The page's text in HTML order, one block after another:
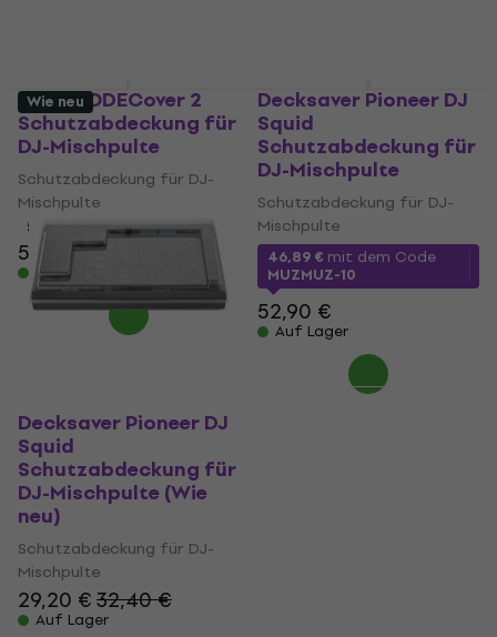
Rode RODECover 2
Schutzabdeckung für
DJ-Mischpulte
Schutzabdeckung für DJ-
Mischpulte
5 /5
57,70 €
Auf Lager
Decksaver Pioneer DJ
Squid
Schutzabdeckung für
DJ-Mischpulte
Schutzabdeckung für DJ-
Mischpulte
46,89 € mit dem Code
MUZMUZ-10
52,90 €
Auf Lager
Wie neu
Decksaver Pioneer DJ
Squid
Schutzabdeckung für
DJ-Mischpulte (Wie
neu)
Schutzabdeckung für DJ-
Mischpulte
29,20 €32,40 €
Auf Lager